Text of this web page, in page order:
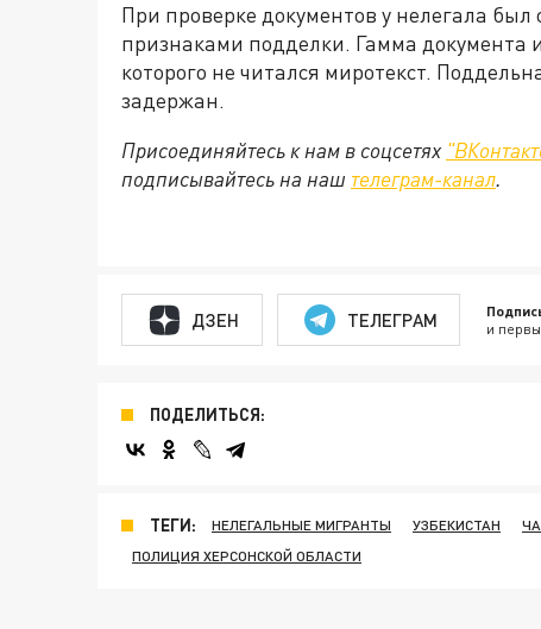
При проверке документов у нелегала
признаками подделки. Гамма документа
которого не читался миротекст.
задержан.
Присоединяйтесь к нам в соцсетях
подписывайтесь на наш телеграм-канал.
ДЗЕН ТЕЛЕГРАМ и
ПОДЕЛИТЬСЯ:
ТЕГИ: НЕЛЕГАЛЬНЫЕ МИГРАНТЫ УЗБЕКИСТАН
ПОЛИЦИЯ ХЕРСОНСКОЙ ОБЛАСТИ